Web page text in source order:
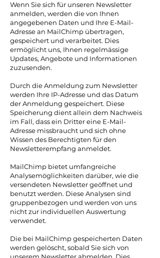
Wenn Sie sich für unseren Newsletter
anmelden, werden die von Ihnen
angegebenen Daten und Ihre E-Mail-
Adresse an MailChimp übertragen,
gespeichert und verarbeitet. Dies
ermöglicht uns, Ihnen regelmässige
Updates, Angebote und Informationen
zuzusenden.
Durch die Anmeldung zum Newsletter
werden Ihre IP-Adresse und das Datum
der Anmeldung gespeichert. Diese
Speicherung dient allein dem Nachweis
im Fall, dass ein Dritter eine E-Mail-
Adresse missbraucht und sich ohne
Wissen des Berechtigten für den
Newsletterempfang anmeldet.
MailChimp bietet umfangreiche
Analysemöglichkeiten darüber, wie die
versendeten Newsletter geöffnet und
benutzt werden. Diese Analysen sind
gruppenbezogen und werden von uns
nicht zur individuellen Auswertung
verwendet.
Die bei MailChimp gespeicherten Daten
werden gelöscht, sobald Sie sich von